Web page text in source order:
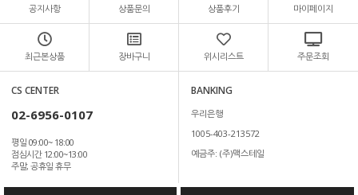
공지사항 상품문의 상품후기 마이페이지
최근본상품 장바구니 위시리스트 주문조회
CS CENTER
02-6956-0107
평일 09:00~ 18:00
점심시간 12:00~13:00
주말, 공휴일 휴무
BANKING
우리은행
1005-403-213572
예금주: (주)맥스테일